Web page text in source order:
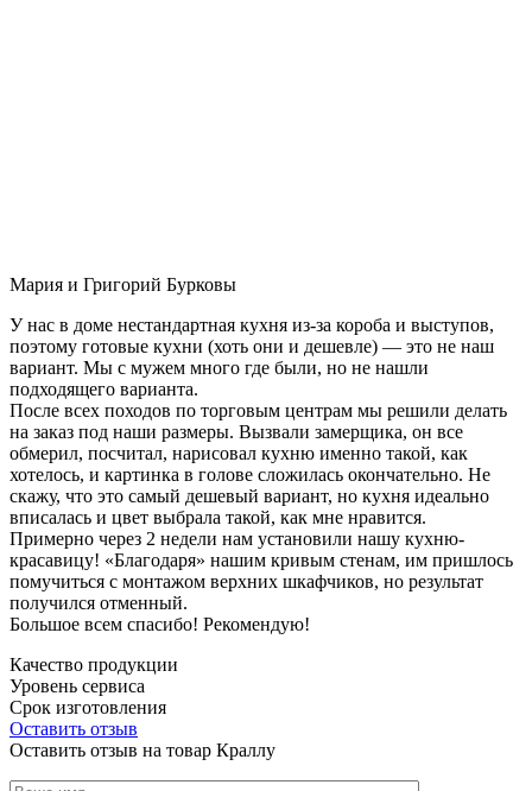
Мария и Григорий Бурковы
У нас в доме нестандартная кухня из-за короба и выступов,
поэтому готовые кухни (хоть они и дешевле) — это не наш
вариант. Мы с мужем много где были, но не нашли
подходящего варианта.
После всех походов по торговым центрам мы решили делать
на заказ под наши размеры. Вызвали замерщика, он все
обмерил, посчитал, нарисовал кухню именно такой, как
хотелось, и картинка в голове сложилась окончательно. Не
скажу, что это самый дешевый вариант, но кухня идеально
вписалась и цвет выбрала такой, как мне нравится.
Примерно через 2 недели нам установили нашу кухню-
красавицу! «Благодаря» нашим кривым стенам, им пришлось
помучиться с монтажом верхних шкафчиков, но результат
получился отменный.
Большое всем спасибо! Рекомендую!
Качество продукции
Уровень сервиса
Срок изготовления
Оставить отзыв
Оставить отзыв на товар Краллу